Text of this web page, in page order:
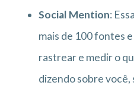
Social Mention:
mais de 100 fontes
rastrear e medir o
dizendo sobre você,